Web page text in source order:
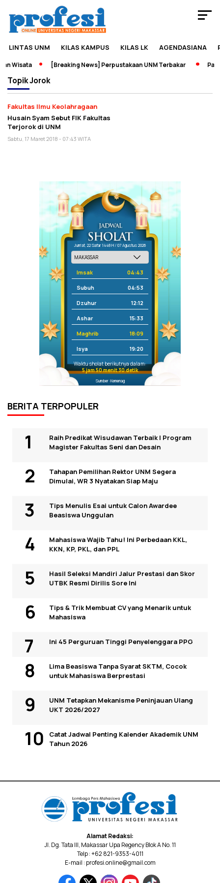
LINTAS UNM KILAS KAMPUS KILAS LK AGENDASIANA
Wisata [Breaking News] Perpustakaan UNM Terbakar
TopikJorok
Fakultas Ilmu Keolahragaan
Husain Syam Sebut FIK Fakultas
Terjorok di UNM
Sabtu, 17 Maret 2018 - 07:43 WITA
Jum'at, 22 Safar 1448 H / 07 Agustus 2026
Imsak 04:43
Subuh 04:53
Dzuhur 12:12
Ashar 15:33
Maghrib 18:09
Isya 19:20
Waktu sholat berikutnya dalam:
5 jam 50 menit 30 detik
Sumber: Kemenag
BERITA TERPOPULER
Raih Predikat Wisudawan Terbaik I Program
Magister Fakultas Seni dan Desain
Tahapan Pemilihan Rektor UNM Segera
Dimulai, WR 3 Nyatakan Siap Maju
Tips Menulis Esai untuk Calon Awardee
Beasiswa Unggulan
Mahasiswa Wajib Tahu! Ini Perbedaan KKL,
KKN, KP, PKL, dan PPL
Hasil Seleksi Mandiri Jalur Prestasi dan Skor
UTBK Resmi Dirilis Sore Ini
Tips & Trik Membuat CV yang Menarik untuk
Mahasiswa
Ini 45 Perguruan Tinggi Penyelenggara PPG
Lima Beasiswa Tanpa Syarat SKTM, Cocok
untuk Mahasiswa Berprestasi
UNM Tetapkan Mekanisme Peninjauan Ulang
UKT 2026/2027
Catat Jadwal Penting Kalender Akademik UNM
Tahun 2026
Alamat Redaksi:
Jl. Dg. Tata III, Makassar Upa Regency Blok A No. 11
Telp : +62 821-9353-4011
E-mail : profesi.online@gmail.com